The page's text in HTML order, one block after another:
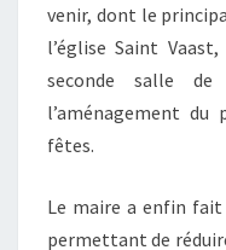
venir, dont le
l’église Saint
seconde salle
l’aménagement
fêtes.
Le maire a enfin
permettant de